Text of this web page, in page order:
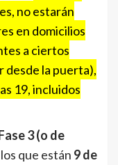
no estarán
en domicilios
a ciertos
desde la puerta),
19, incluidos
3 (o de
que están 9 de